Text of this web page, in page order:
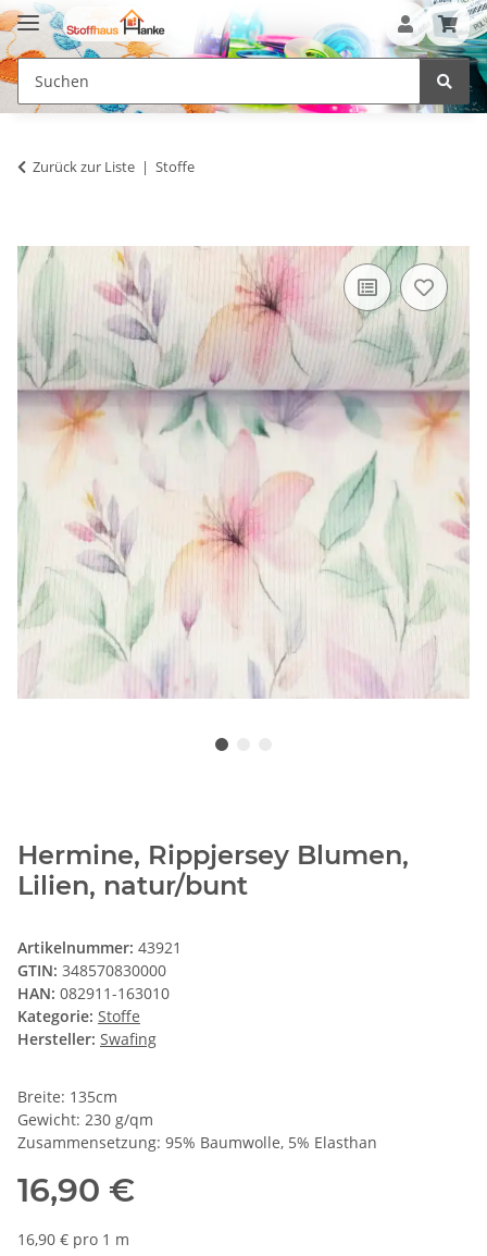
Zurück zur Liste Stoffe
Hermine, Rippjersey Blumen,
Lilien, natur/bunt
Artikelnummer: 43921
GTIN: 348570830000
HAN: 082911-163010
Kategorie: Stoffe
Hersteller: Swafing
Breite: 135cm
Gewicht: 230 g/qm
Zusammensetzung: 95% Baumwolle, 5% Elasthan
16,90 €
16,90 € pro 1 m